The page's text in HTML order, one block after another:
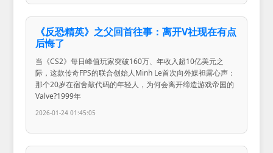
《反恐精英》之父回首往事：离开V社现在有点
后悔了
当《CS2》每日峰值玩家突破160万、年收入超10亿美元之
际，这款传奇FPS的联合创始人Minh Le首次向外媒袒露心声：
那个20岁在宿舍敲代码的年轻人，为何会离开缔造游戏帝国的
Valve?1999年
2026-01-24 01:45:05